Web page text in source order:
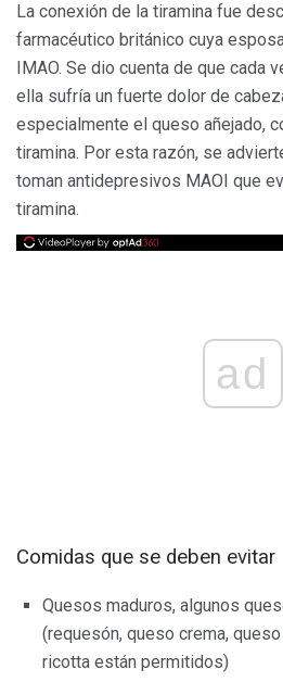
La conexión de la tiramina fue
farmacéutico británico cuya
IMAO. Se dio cuenta de que cada
ella sufría un fuerte dolor de
especialmente el queso añejado,
tiramina. Por esta razón, se
toman antidepresivos MAOI que
tiramina.
ad
Comidas que se deben evitar
Quesos maduros, algunos
(requesón, queso crema,
ricotta están permitidos)